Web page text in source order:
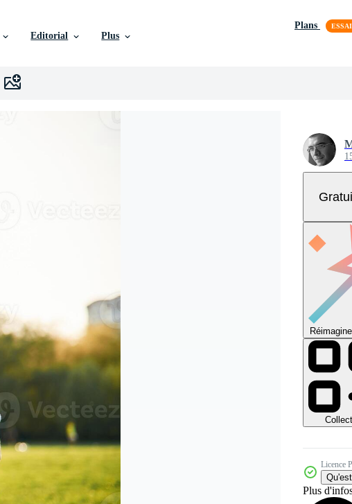
Editorial Plus
Plans
Licence
Plus